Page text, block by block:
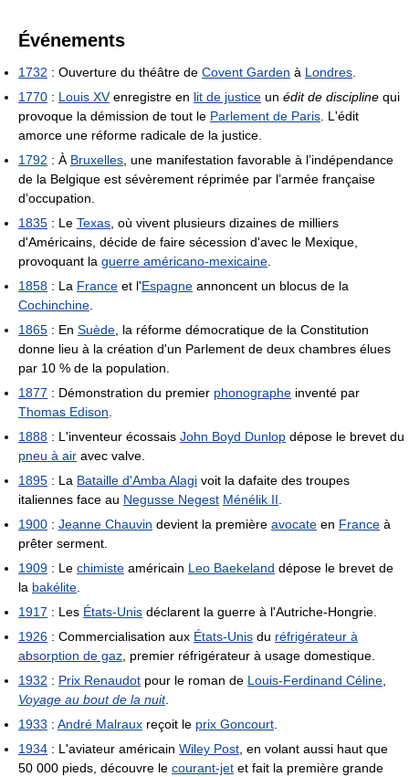
Événements
1732 : Ouverture du théâtre de Covent Garden à Londres.
1770 : Louis XVenregistre en lit de justice un édit de discipline qui
provoque la démission de tout le Parlement de Paris. L'édit
amorce une réforme radicale de la justice.
1792 : À Bruxelles, une manifestation favorable à l’indépendance
de la Belgique est sévèrement réprimée par l’armée française
d’occupation.
1835 : Le Texas, où vivent plusieurs dizaines de milliers
d'Américains, décide de faire sécession d'avec le Mexique,
provoquant la guerre américano-mexicaine.
1858 : La France et l'Espagne annoncent un blocus de la
Cochinchine.
1865 : En Suède, la réforme démocratique de la Constitution
donne lieu à la création d'un Parlement de deux chambres élues
par 10 % de la population.
1877 : Démonstration du premier phonographe inventé par
Thomas Edison.
1888 : L'inventeur écossais John Boyd Dunlop dépose le brevet du
pneu à air avec valve.
1895 : La Bataille d'Amba Alagi voit la dafaite des troupes
italiennes face au Negusse Negest Ménélik II.
1900 : Jeanne Chauvin devient la première avocate en France à
prêter serment.
1909 : Le chimiste américain Leo Baekeland dépose le brevet de
la bakélite.
1917 : Les États-Unis déclarent la guerre à l'Autriche-Hongrie.
1926 : Commercialisation aux États-Unis du réfrigérateur à
absorption de gaz, premier réfrigérateur à usage domestique.
1932 : Prix Renaudot pour le roman de Louis-Ferdinand Céline,
Voyage au bout de la nuit.
1933 : André Malraux reçoit le prix Goncourt.
1934 : L'aviateur américain Wiley Post, en volant aussi haut que
50 000 pieds, découvre le courant-jet et fait la première grande